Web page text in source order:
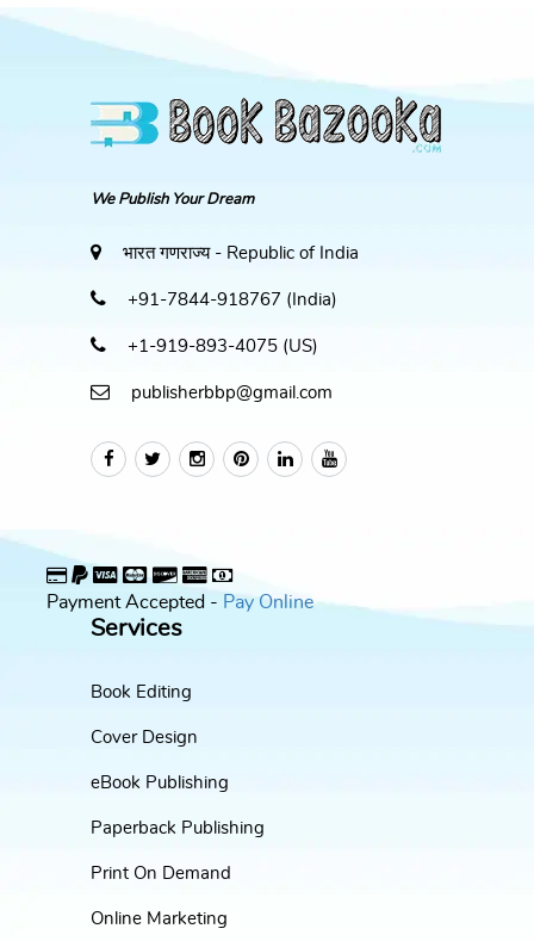
We Publish Your Dream
भारत गणराज्य - Republic of India
+91-7844-918767 (India)
+1-919-893-4075 (US)
publisherbbp@gmail.com
Payment Accepted - Pay Online
Services
Book Editing
Cover Design
eBook Publishing
Paperback Publishing
Print On Demand
Online Marketing